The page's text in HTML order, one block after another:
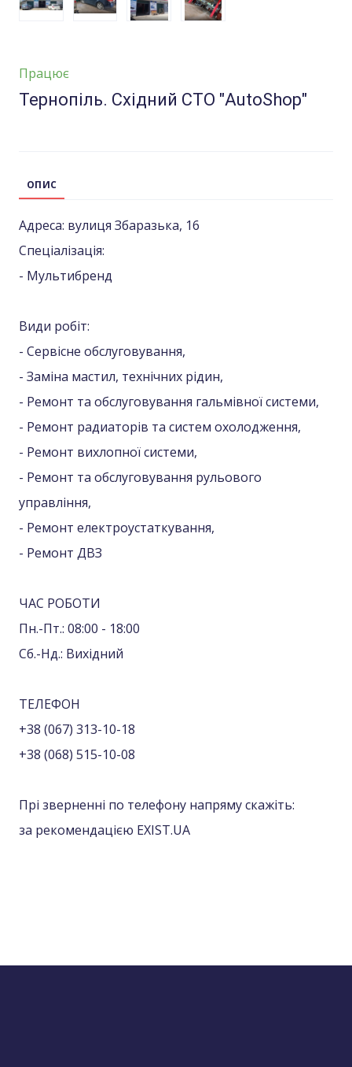
Працює
Тернопіль. Східний СТО "AutoShop"
ОПИС
Адреса: вулиця Збаразька, 16
Спеціалізація:
- Мультибренд
Види робіт:
- Сервісне обслуговування,
- Заміна мастил, технічних рідин,
- Ремонт та обслуговування гальмівної системи,
- Ремонт радиаторів та систем охолодження,
- Ремонт вихлопної системи,
- Ремонт та обслуговування рульового
управління,
- Ремонт електроустаткування,
- Ремонт ДВЗ
ЧАС РОБОТИ
Пн.-Пт.: 08:00 - 18:00
Сб.-Нд.: Вихідний
ТЕЛЕФОН
+38 (067) 313-10-18
+38 (068) 515-10-08
Прі зверненні по телефону напряму скажіть:
за рекомендацією EXIST.UA